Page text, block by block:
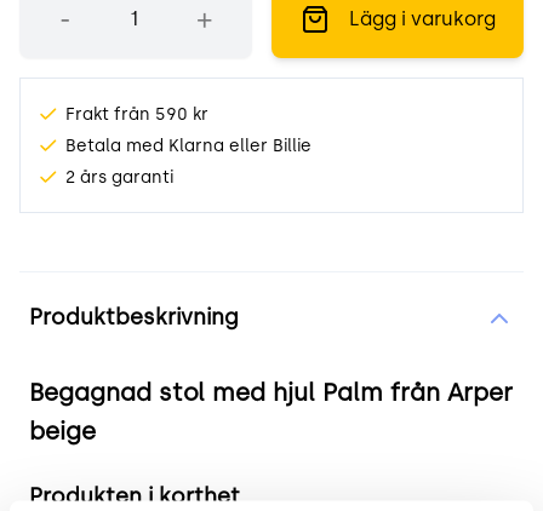
- + Lägg i varukorg
Frakt från 590 kr
Betala med Klarna eller Billie
2 års garanti
Produktbeskrivning
Begagnad stol med hjul Palm från Arper
beige
Produkten i korthet